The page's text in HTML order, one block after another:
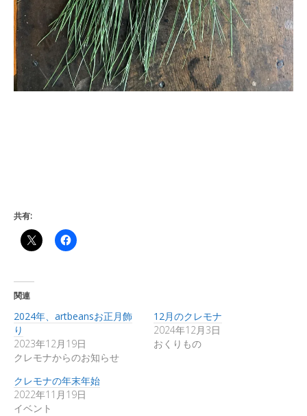
共有:
関連
2024年、artbeansお正月飾
り
2023年12月19日
クレモナからのお知らせ
12月のクレモナ
2024年12月3日
おくりもの
クレモナの年末年始
2022年11月19日
イベント